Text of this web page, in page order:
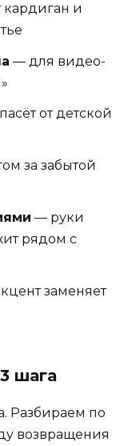
кардиган и
— для видео-
от детской
за забытой
— руки
рядом с
заменяет
шага
Разбираем по
возвращения